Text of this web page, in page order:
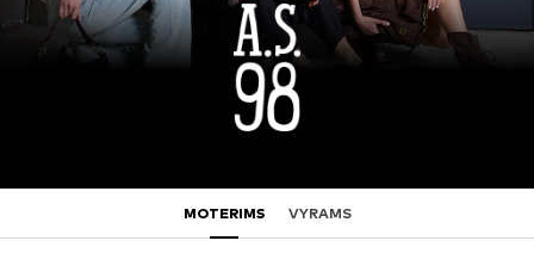
MOTERIMS VYRAMS